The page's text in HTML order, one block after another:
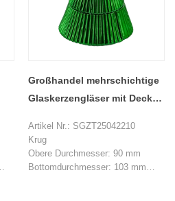
Gewicht: 200 g
MOQ: 1000 Stücke
Großhandel mehrschichtige
Glaskerzengläser mit Deckel
Artikel Nr.: SGZT25042210
Krug
Obere Durchmesser: 90 mm
Bottomdurchmesser: 103 mm